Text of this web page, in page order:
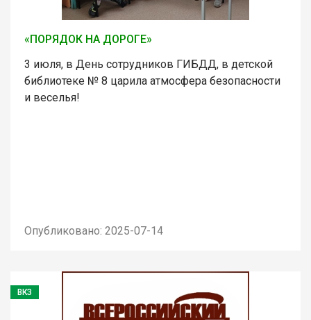
«ПОРЯДОК НА ДОРОГЕ»
3 июля, в День сотрудников ГИБДД, в детской
библиотеке № 8 царила атмосфера безопасности
и веселья!
Опубликовано: 2025-07-14
ВКЗ